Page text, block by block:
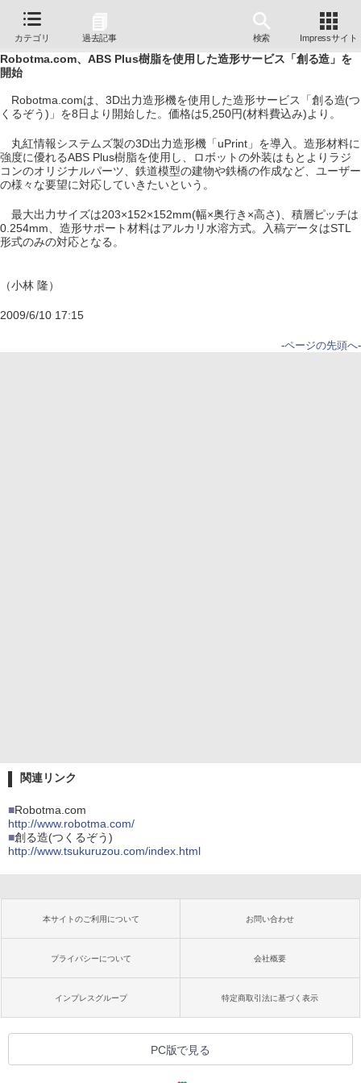
カテゴリ 過去記事 検索 Impressサイト
Robotma.com、ABS Plus樹脂を使用した造形サービス「創る造」を
開始
Robotma.comは、3D出力造形機を使用した造形サービス「創る造(つ
くるぞう)」を8日より開始した。価格は5,250円(材料費込み)より。
丸紅情報システムズ製の3D出力造形機「uPrint」を導入。造形材料に
強度に優れるABS Plus樹脂を使用し、ロボットの外装はもとよりラジ
コンのオリジナルパーツ、鉄道模型の建物や鉄橋の作成など、ユーザー
の様々な要望に対応していきたいという。
最大出力サイズは203×152×152mm(幅×奥行き×高さ)、積層ピッチは
0.254mm、造形サポート材料はアルカリ水溶方式。入稿データはSTL
形式のみの対応となる。
（小林 隆）
2009/6/10 17:15
-ページの先頭へ-
関連リンク
■Robotma.com
http://www.robotma.com/
■創る造(つくるぞう)
http://www.tsukuruzou.com/index.html
本サイトのご利用について お問い合わせ
プライバシーについて 会社概要
インプレスグループ 特定商取引法に基づく表示
PC版で見る